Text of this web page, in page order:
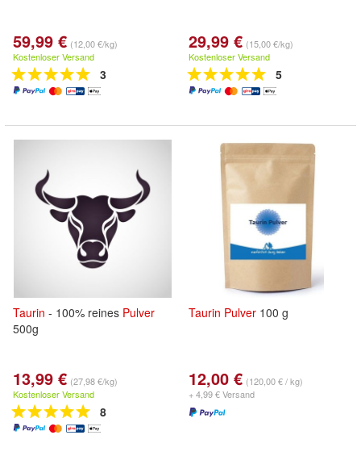
59,99 € (12,00 €/kg)
Kostenloser Versand
3
29,99 € (15,00 €/kg)
Kostenloser Versand
5
Taurin - 100% reines Pulver
500g
13,99 € (27,98 €/kg)
Kostenloser Versand
8
Taurin Pulver 100 g
12,00 € (120,00 € / kg)
+ 4,99 € Versand